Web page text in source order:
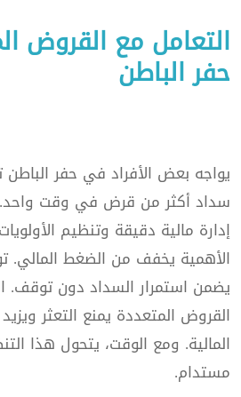
التعامل مع القروض
حفر الباطن
يواجه بعض الأفراد في حفر الباطن
سداد أكثر من قرض في وقت
إدارة مالية دقيقة وتنظيم
الأهمية يخفف من الضغط المالي.
يضمن استمرار السداد دون توقف.
القروض المتعددة يمنع التعثر
المالية. ومع الوقت، يتحول هذا
مستدام.